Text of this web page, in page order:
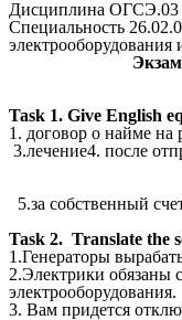
Дисциплина ОГСЭ.03
Специальность
электрооборудования
Task 1. Give English
1. договор о найме на
3.лечение4.
5.за собственный
Task 2. Translate the
1.Генераторы
2.Электрики обязаны
электрооборудования.
3. Вам придется